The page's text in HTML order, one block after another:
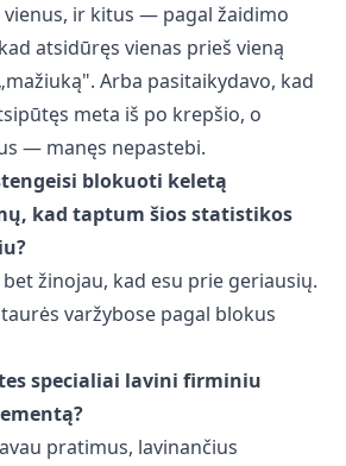
ir kitus — pagal žaidimo
atsidūręs vienas prieš vieną
Arba pasitaikydavo, kad
meta iš po krepšio, o
— manęs nepastebi.
blokuoti keletą
kad taptum šios statistikos
žinojau, kad esu prie geriausių.
taurės varžybose pagal blokus
specialiai lavini firminiu
pratimus, lavinančius